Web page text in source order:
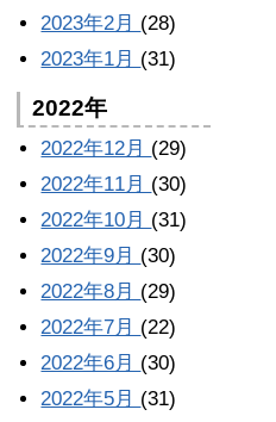
2023年2月 (28)
2023年1月 (31)
2022年
2022年12月 (29)
2022年11月 (30)
2022年10月 (31)
2022年9月 (30)
2022年8月 (29)
2022年7月 (22)
2022年6月 (30)
2022年5月 (31)